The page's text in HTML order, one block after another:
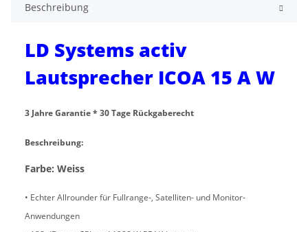
Beschreibung
LD Systems activ
Lautsprecher ICOA 15 A W
3 Jahre Garantie * 30 Tage Rückgaberecht
Beschreibung:
Farbe: Weiss
• Echter Allrounder für Fullrange-, Satelliten- und Monitor-
Anwendungen